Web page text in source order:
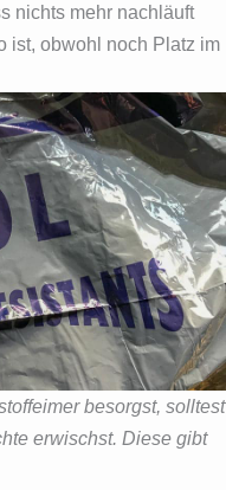
nichts mehr nachläuft
ist, obwohl noch Platz im
besorgst, solltest
erwischst. Diese gibt